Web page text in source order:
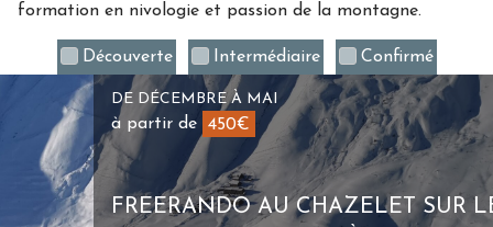
formation en nivologie et passion de la montagne.
Découverte Intermédiaire Confirmé
DE DÉCEMBRE À MAI
à partir de 450€
FREERANDO AU CHAZELET SUR